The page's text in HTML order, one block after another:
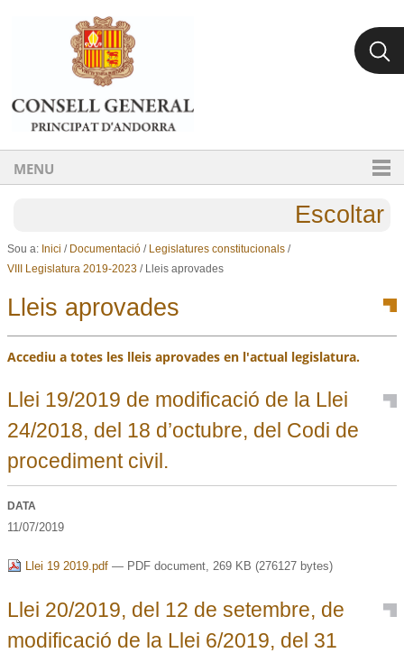
Ves al contingut.
Salta a la navegació
MENU
Escoltar
Sou a: Inici / Documentació / Legislatures constitucionals /
VIII Legislatura 2019-2023 / Lleis aprovades
Lleis aprovades
Accediu a totes les lleis aprovades en l'actual legislatura.
Llei 19/2019 de modificació de la Llei
24/2018, del 18 d’octubre, del Codi de
procediment civil.
DATA
11/07/2019
Llei 19 2019.pdf— PDF document, 269 KB (276127 bytes)
Llei 20/2019, del 12 de setembre, de
modificació de la Llei 6/2019, del 31